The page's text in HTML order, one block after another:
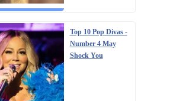
Top 10 Pop Divas -
Number 4 May
Shock You